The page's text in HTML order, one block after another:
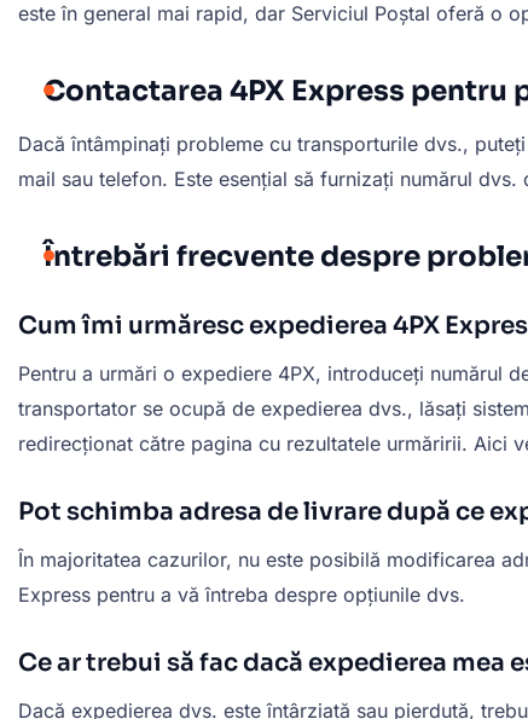
este în general mai rapid, dar Serviciul Poștal oferă o
Contactarea 4PX Express pentru
Dacă întâmpinați probleme cu transporturile dvs.,
mail sau telefon. Este esențial să furnizați numărul
Întrebări frecvente despre
Cum îmi urmăresc expedierea 4PX
Pentru a urmări o expediere 4PX, introduceți numărul
transportator se ocupă de expedierea dvs., lăsați
redirecționat către pagina cu rezultatele urmăririi. Aici
Pot schimba adresa de livrare după ce
În majoritatea cazurilor, nu este posibilă modificarea
Express pentru a vă întreba despre opțiunile dvs.
Ce ar trebui să fac dacă expedierea mea
Dacă expedierea dvs. este întârziată sau pierdută,